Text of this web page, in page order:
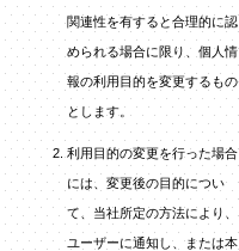
関連性を有すると合理的に認
められる場合に限り、個人情
報の利用目的を変更するもの
とします。
利用目的の変更を行った場合
には、変更後の目的につい
て、当社所定の方法により、
ユーザーに通知し、または本